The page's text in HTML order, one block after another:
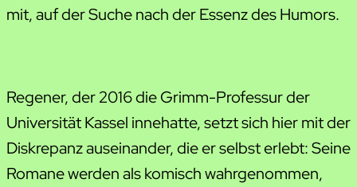
mit, auf der Suche nach der Essenz des Humors.
Regener, der 2016 die Grimm-Professur der
Universität Kassel innehatte, setzt sich hier mit der
Diskrepanz auseinander, die er selbst erlebt: Seine
Romane werden als komisch wahrgenommen,